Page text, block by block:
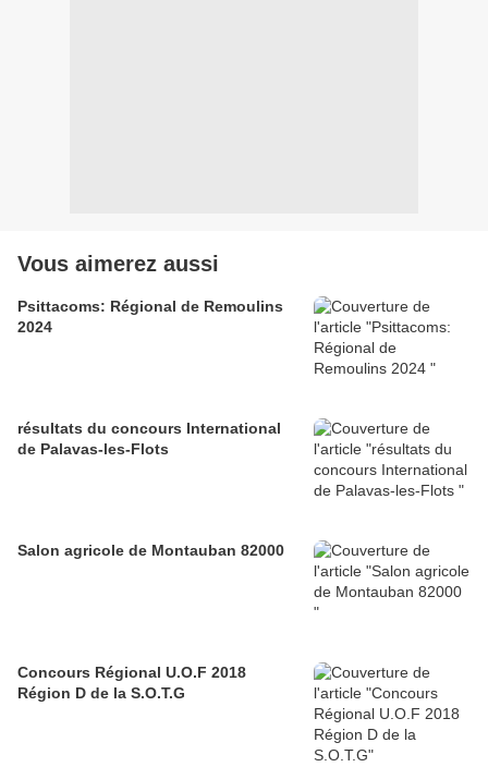
Vous aimerez aussi
Psittacoms: Régional de Remoulins
2024
résultats du concours International
de Palavas-les-Flots
Salon agricole de Montauban 82000
Concours Régional U.O.F 2018
Région D de la S.O.T.G